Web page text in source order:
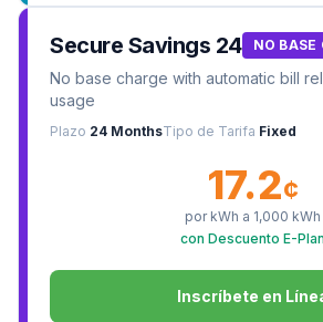
Secure Savings 24 NO BASE
No base charge with automatic bill
usage
Plazo 24 MonthsTipo de Tarifa Fixed
17.2¢
por kWh a 1,000 kWh
con Descuento E-Plan
Inscríbete en